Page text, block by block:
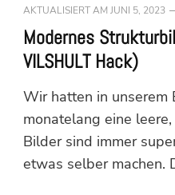
AKTUALISIERT AM JUNI 5, 2023
Modernes
VILSHULT Hack)
Wir hatten in unserem
monatelang eine
Bilder sind immer
etwas selber machen.